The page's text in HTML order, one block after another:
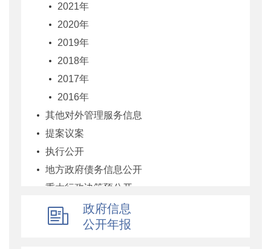
2021年
2020年
2019年
2018年
2017年
2016年
其他对外管理服务信息
提案议案
执行公开
地方政府债务信息公开
重大行政决策预公开
减税降费专栏
财政数据
政府信息
公开年报